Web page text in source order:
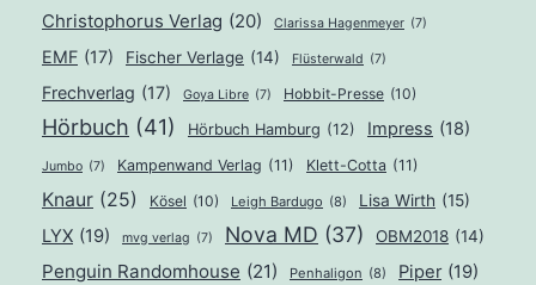
Christophorus Verlag (20) Clarissa Hagenmeyer (7)
EMF (17) Fischer Verlage (14) Flüsterwald (7)
Frechverlag (17) Goya Libre (7) Hobbit-Presse (10)
Hörbuch (41) Hörbuch Hamburg (12) Impress (18)
Jumbo (7) Kampenwand Verlag (11) Klett-Cotta (11)
Knaur (25) Kösel (10) Leigh Bardugo (8) Lisa Wirth (15)
LYX (19) mvg verlag (7) Nova MD (37) OBM2018 (14)
Penguin Randomhouse (21) Penhaligon (8) Piper (19)